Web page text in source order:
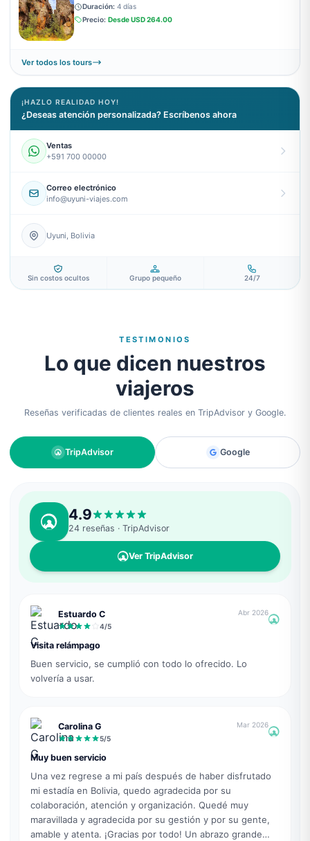
Duración: 4 días
Precio: DesdeUSD 264.00
Ver todos los tours
¡HAZLO REALIDAD HOY!
¿Deseas atención personalizada? Escríbenos ahora
Ventas
+591 700 00000
Correo electrónico
info@uyuni-viajes.com
Uyuni, Bolivia
Sin costos ocultos Grupo pequeño 24/7
TESTIMONIOS
Lo que dicen nuestros
viajeros
Reseñas verificadas de clientes reales en TripAdvisor y Google.
TripAdvisor Google
4.9
24 reseñas · TripAdvisor
Ver TripAdvisor
Estuardo C
Abr 2026
4/5
Visita relámpago
Buen servicio, se cumplió con todo lo ofrecido. Lo
volvería a usar.
Carolina G
Mar 2026
5/5
Muy buen servicio
Una vez regrese a mi país después de haber disfrutado
mi estadía en Bolivia, quedo agradecida por su
colaboración, atención y organización. Quedé muy
maravillada y agradecida por su gestión y por su gente,
amable y atenta. ¡Gracias por todo! Un abrazo grande